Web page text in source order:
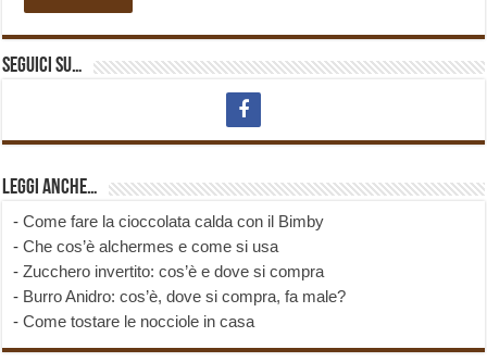
Seguici su…
Leggi anche…
-Come fare la cioccolata calda con il Bimby
-Che cos’è alchermes e come si usa
-Zucchero invertito: cos’è e dove si compra
- Burro Anidro: cos’è, dove si compra, fa male?
-Come tostare le nocciole in casa